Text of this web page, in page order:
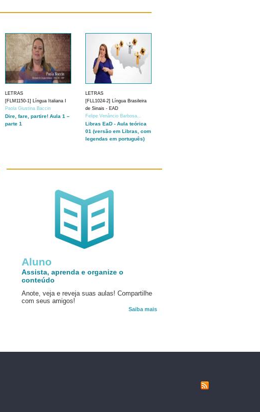
LETRAS
[FLM1150-1] Língua Italiana I
Paola Giustina Baccin
Dire, fare, partire! Aula 1 –
parte 1
LETRAS
[FLL1024-2] Língua Brasileira
de Sinais - EAD
Felipe Venâncio Barbosa...
Libras EaD - Aula teórica
01 (versão em Libras, com
legendas em português)
Aluno
Assista, aprenda e organize o
conteúdo
Anote, veja e reveja suas aulas! Compartilhe
com seus amigos!
Saiba mais